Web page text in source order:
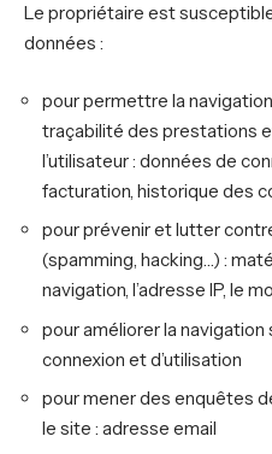
Le propriétaire est
données :
pour permettre la
traçabilité des prestations
l’utilisateur : données de
facturation, historique des
pour prévenir et lutter
(spamming, hacking…) :
navigation, l’adresse IP, le
pour améliorer la navigation
connexion et d’utilisation
pour mener des enquêtes
le site : adresse email